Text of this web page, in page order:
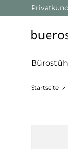
Direkt
Startseite